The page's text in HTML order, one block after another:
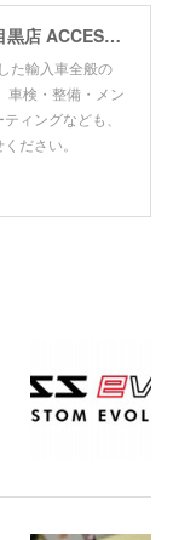
アクセスエボリューション目黒店 ACCESS EVOLUTION MEGURO
た輸入車全般の
車検・整備・メン
ィングなども、
ださい。